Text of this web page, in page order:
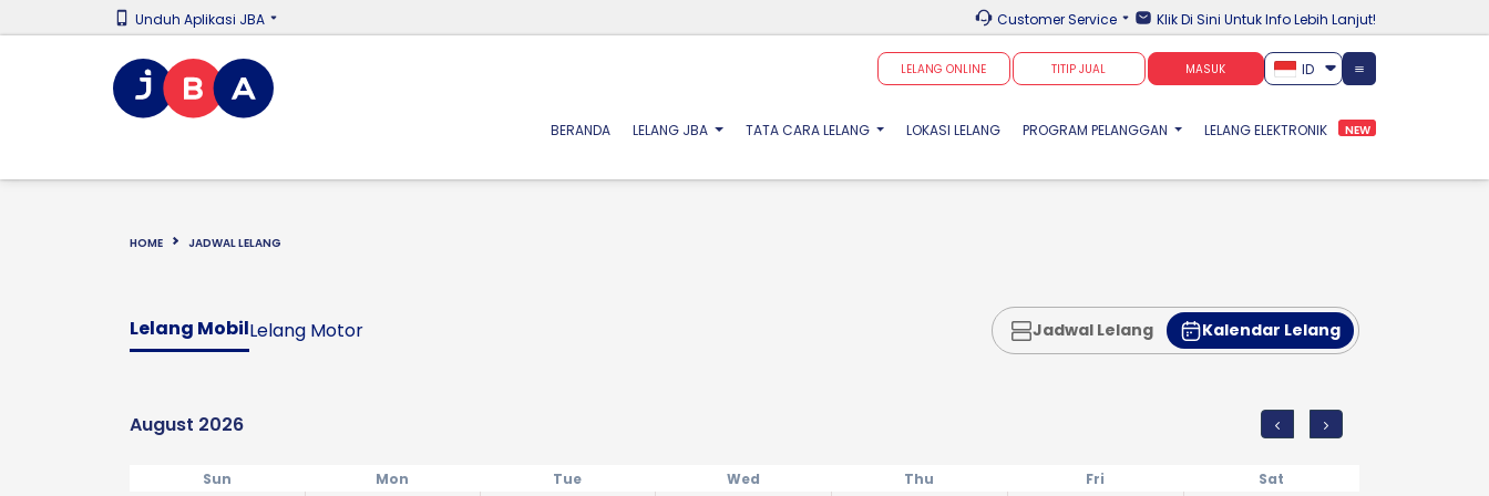
Unduh Aplikasi JBA Customer Service Klik Di Sini Untuk Info Lebih Lanjut!
LELANG ONLINE TITIP JUAL MASUK ID
BERANDA(CURRENT)
LELANG JBA TATA CARA LELANG LOKASI LELANG PROGRAM PELANGGAN LELANG ELEKTRONIK NEW
HOME JADWAL LELANG
Lelang MobilLelang Motor Jadwal Lelang Kalendar Lelang
August 2026
Sun Mon Tue Wed Thu Fri Sat